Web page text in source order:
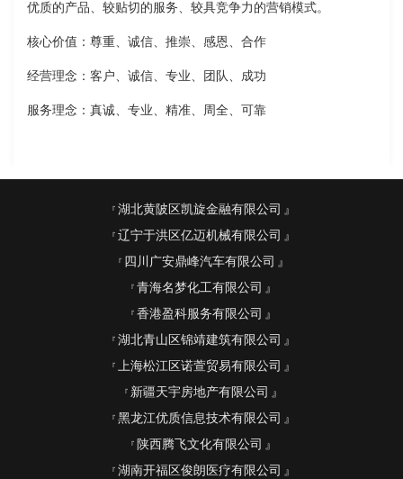
优质的产品、较贴切的服务、较具竞争力的营销模式。
核心价值：尊重、诚信、推崇、感恩、合作
经营理念：客户、诚信、专业、团队、成功
服务理念：真诚、专业、精准、周全、可靠
湖北黄陂区凯旋金融有限公司
辽宁于洪区亿迈机械有限公司
四川广安鼎峰汽车有限公司
青海名梦化工有限公司
香港盈科服务有限公司
湖北青山区锦靖建筑有限公司
上海松江区诺萱贸易有限公司
新疆天宇房地产有限公司
黑龙江优质信息技术有限公司
陕西腾飞文化有限公司
湖南开福区俊朗医疗有限公司